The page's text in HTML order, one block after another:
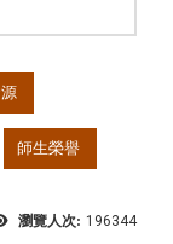
師生榮譽
瀏覽人次: 196344